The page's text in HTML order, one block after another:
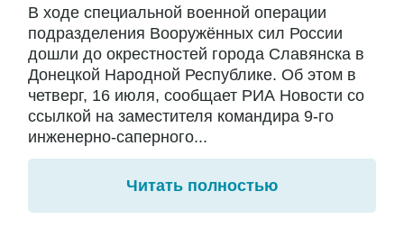
В ходе специальной военной операции
подразделения Вооружённых сил России
дошли до окрестностей города Славянска в
Донецкой Народной Республике. Об этом в
четверг, 16 июля, сообщает РИА Новости со
ссылкой на заместителя командира 9-го
инженерно-саперного...
Читать полностью